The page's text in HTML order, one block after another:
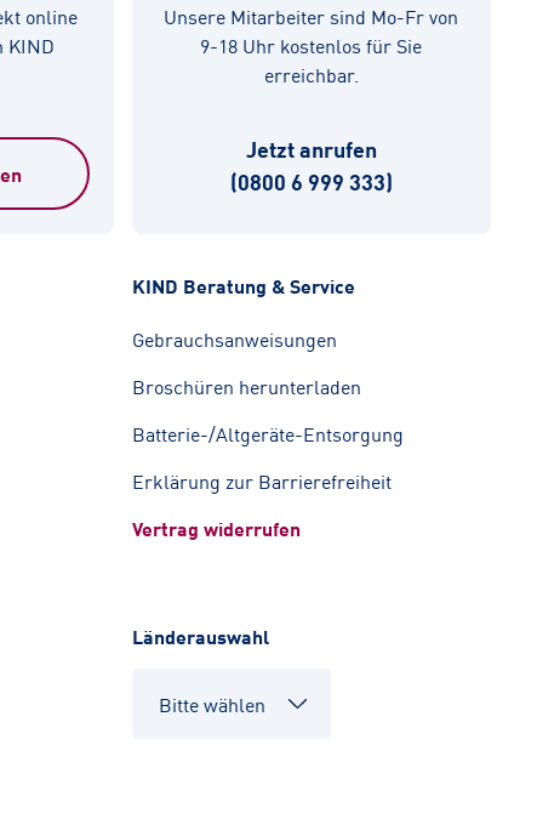
online
KIND
Unsere Mitarbeiter sind Mo-Fr von
9-18 Uhr kostenlos für Sie
erreichbar.
Jetzt anrufen
(0800 6 999 333)
KIND Beratung & Service
Gebrauchsanweisungen
Broschüren herunterladen
Batterie-/Altgeräte-Entsorgung
Erklärung zur Barrierefreiheit
Vertrag widerrufen
Länderauswahl